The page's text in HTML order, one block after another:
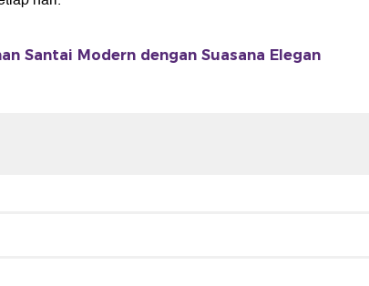
Santai Modern dengan Suasana Elegan